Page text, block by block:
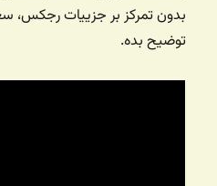
بدون تمرکز بر جزییات رجکس،
توضیح بده.